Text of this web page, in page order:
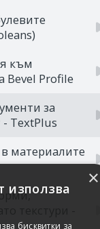
към
Bevel Profile
за
- TextPlus
материалите
текстури -
×
използва
бисквитки за